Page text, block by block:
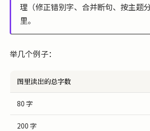
理（修正错别字、合并断句、按主题
里。
举几个例子：
图里读出的总字数
80 字
200 字